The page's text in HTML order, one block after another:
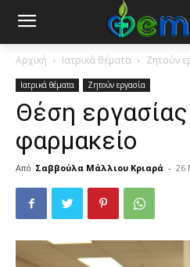
Αρχική Ιατρικά θέματα Ζητούν
Ιατρικά θέματα Ζητούν εργασία
Θέση
φαρμακείο
Από Σαββούλα Μάλλιου Κριαρά - 26